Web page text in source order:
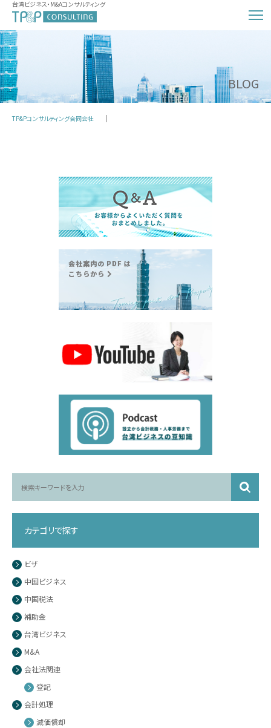
台湾ビジネス・M&Aコンサルティング
BLOG
TP&Pコンサルティング合同会社
カテゴリで探す
ビザ
中国ビジネス
中国税法
補助金
台湾ビジネス
M&A
会社法関連
登記
会計処理
減価償却